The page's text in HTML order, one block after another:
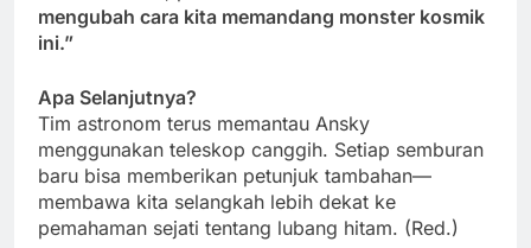
mengubah cara kita memandang monster kosmik
ini.”
Apa Selanjutnya?
Tim astronom terus memantau Ansky
menggunakan teleskop canggih. Setiap semburan
baru bisa memberikan petunjuk tambahan—
membawa kita selangkah lebih dekat ke
pemahaman sejati tentang lubang hitam. (Red.)